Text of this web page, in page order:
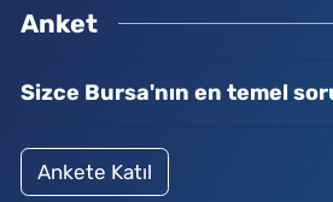
Anket
Sizce Bursa'nın en temel
Ankete Katıl